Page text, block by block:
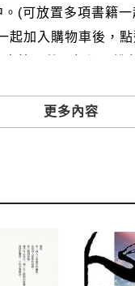
刀」，世間做人處
忍耐、忍辱。能忍的
瞋恨心、發脾氣不能
忍為高」。在「人
讓人」的真諦，進
忍中學習、忍中成長
這「忍」的妙用，從
繼而能在生活中，將
每一步，迎接更美好
。(可放置多項書籍
起加入購物車後，
行轉帳時，請填寫
內完成匯款，以利核
郵局劃撥時，請於
大名請填寫跟訂購者
更多內容